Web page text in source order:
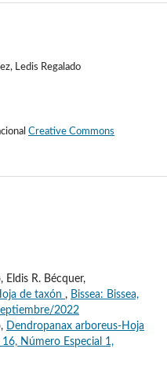
Ledis Regalado
Creative Commons
Eldis R. Bécquer,
de taxón , Bissea: Bissea,
2022
Dendropanax arboreus-Hoja
16, Número Especial 1,